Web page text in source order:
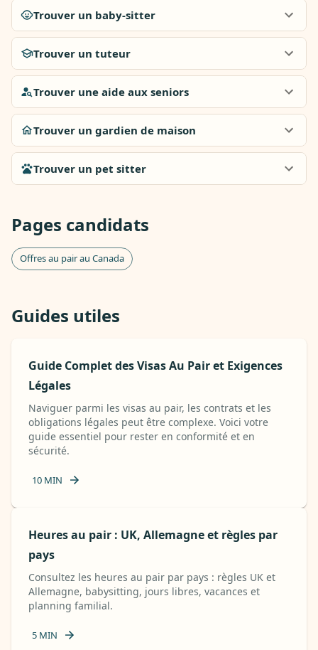
Trouver un baby-sitter
Trouver un tuteur
Trouver une aide aux seniors
Trouver un gardien de maison
Trouver un pet sitter
Pages candidats
Offres au pair au Canada
Guides utiles
Guide Complet des Visas Au Pair et Exigences
Légales
Naviguer parmi les visas au pair, les contrats et les
obligations légales peut être complexe. Voici votre
guide essentiel pour rester en conformité et en
sécurité.
10 MIN
Heures au pair : UK, Allemagne et règles par
pays
Consultez les heures au pair par pays : règles UK et
Allemagne, babysitting, jours libres, vacances et
planning familial.
5 MIN